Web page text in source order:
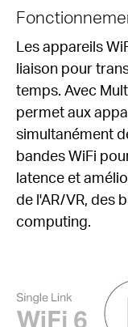
Les appareils
liaison pour
temps. Avec
permet aux
simultanément
bandes WiFi
latence et
de l'AR/VR, des
computing.